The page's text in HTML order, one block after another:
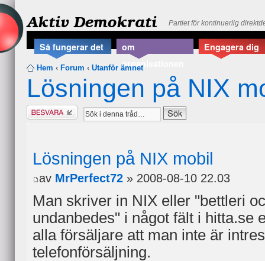
Aktiv Demokrati Partiet för kontinuerlig
Så fungerar det
om
organisationen
Engagera dig
Hem ‹ Forum ‹ Utanför ämnet
Lösningen på NIX
Besvara
Lösningen på NIX mobil
av MrPerfect72 » 2008-08-10 22.03
Man skriver in NIX eller "bettleri
undanbedes" i något fält i hitta.se
alla försäljare att man inte är
telefonförsäljning.